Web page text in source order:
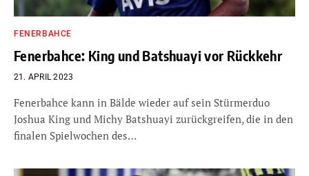
FENERBAHCE
Fenerbahce: King und Batshuayi vor Rückkehr
21. APRIL 2023
Fenerbahce kann in Bälde wieder auf sein Stürmerduo
Joshua King und Michy Batshuayi zurückgreifen, die in den
finalen Spielwochen des…